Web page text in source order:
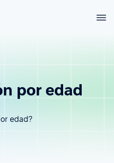
por edad
edad?